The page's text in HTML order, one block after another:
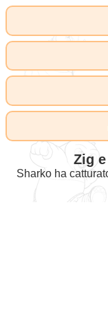
Zig
Sharko ha